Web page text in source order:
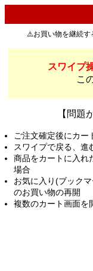
⚠️お買い物を継続す
スワイプ
こ
【問題
ご注文確定後にカー
スワイプで戻る、進
商品をカートに入れ
場合
お気に入り(ブック
のお買い物の再開
複数のカート画面を